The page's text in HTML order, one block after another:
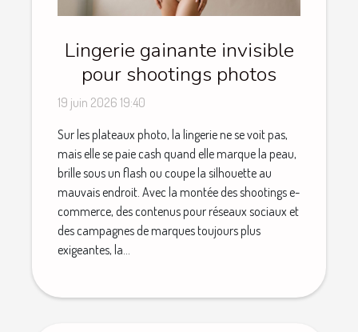
Lingerie gainante invisible
pour shootings photos
19 juin 2026 19:40
Sur les plateaux photo, la lingerie ne se voit pas,
mais elle se paie cash quand elle marque la peau,
brille sous un flash ou coupe la silhouette au
mauvais endroit. Avec la montée des shootings e-
commerce, des contenus pour réseaux sociaux et
des campagnes de marques toujours plus
exigeantes, la...